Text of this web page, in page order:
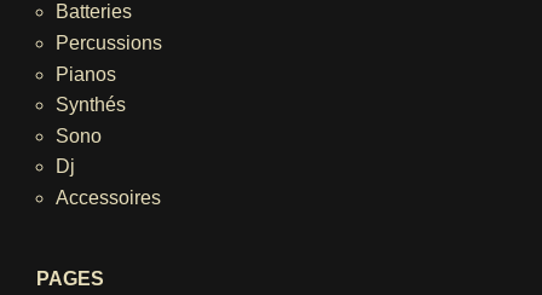
Batteries
Percussions
Pianos
Synthés
Sono
Dj
Accessoires
PAGES